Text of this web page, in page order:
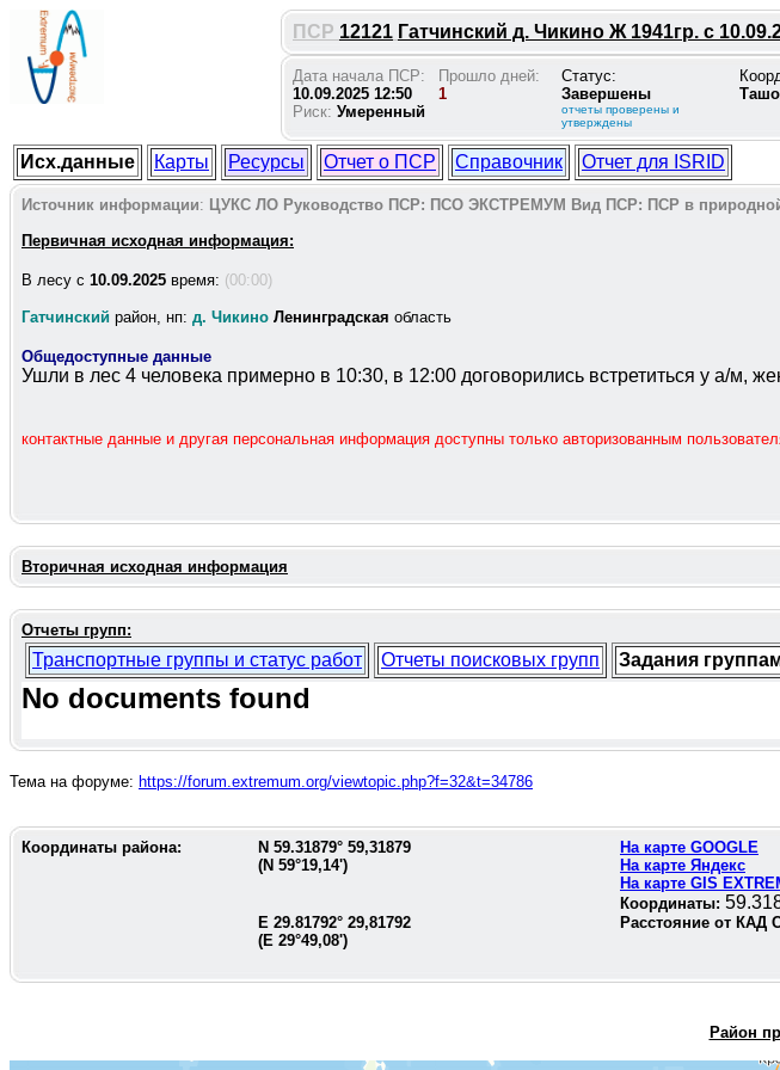
ПСР 12121 Гатчинский д. Чикино Ж 1941гр. с
Дата начала ПСР:
10.09.2025 12:50
Риск: Умеренный
Прошло дней:
1
Статус:
Завершены
отчеты проверены и
утверждены
Исх.данные Карты Ресурсы Отчет о ПСР Справочник Отчет для ISRID
Источник информации: ЦУКС ЛО Руководство ПСР: ПСО ЭКСТРЕМУМ Вид ПСР: ПСР в
Первичная исходная информация:
В лесу c 10.09.2025 время: (00:00)
Гатчинский район, нп: д. Чикино Ленинградская область
Общедоступные данные
Ушли в лес 4 человека примерно в 10:30, в 12:00 договорились встретиться у а/м,
контактные данные и другая персональная информация доступны только авторизованным
Вторичная исходная информация
Отчеты групп:
Транспортные группы и статус работ Отчеты поисковых групп Задания
No documents found
Тема на форуме: https://forum.extremum.org/viewtopic.php?f=32&t=34786
Координаты района: N 59.31879° 59,31879
(N 59°19,14')
На карте GOOGLE
На карте Яндекс
На карте GIS
Координаты:
E 29.81792° 29,81792
(E 29°49,08')
Расстояние от КАД
Район